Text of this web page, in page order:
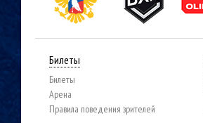
Билеты
Билеты
Арена
Правила поведения зрителей